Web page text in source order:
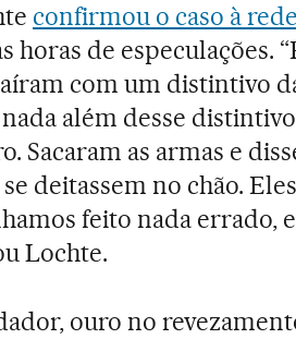
confirmou o caso à
horas de especulações.
com um distintivo
além desse
Sacaram as armas e
deitassem no chão.
feito nada errado,
Lochte.
ouro no